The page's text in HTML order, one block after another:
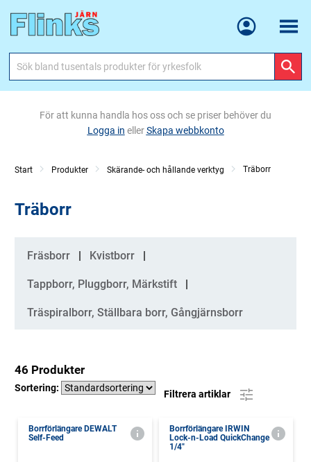
Meny
För att kunna handla hos oss och se priser behöver du
Logga in ellerSkapa webbkonto
Start Produkter Skärande- och hållande verktyg Träborr
Träborr
Kategorier
Fräsborr Kvistborr
Tappborr, Pluggborr, Märkstift
Träspiralborr, Ställbara borr, Gångjärnsborr
46 Produkter
Sortering:
Filtrera artiklar
Borrförlängare DEWALT
Self-Feed
Borrförlängare IRWIN
Lock-n-Load QuickChange
1/4"